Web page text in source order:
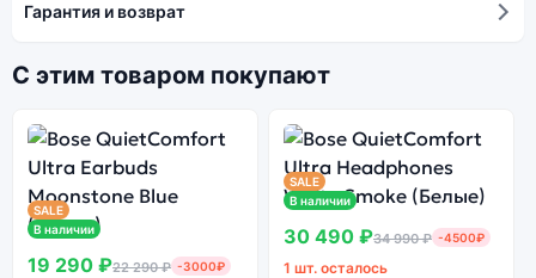
Гарантия и возврат
С этим товаром покупают
SALE
В наличии
19 290 ₽22 290 ₽ -3000₽
SALE
В наличии
30 490 ₽34 990 ₽ -4500₽
1 шт. осталось